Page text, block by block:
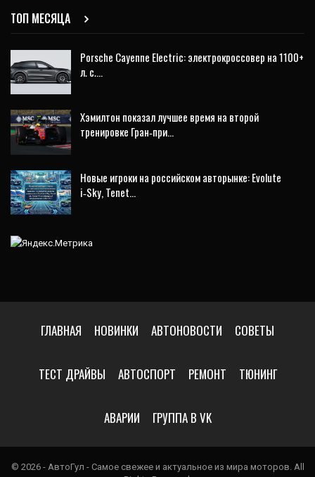
ТОП МЕСЯЦА
Porsche Cayenne Electric: электрокроссовер на 1100+
л. с.…
Хэмилтон показал лучшее время на второй
тренировке Гран‑при…
Новые игроки на российском авторынке: Evolute
i‑Sky, Tenet…
ГЛАВНАЯ НОВИНКИ АВТОНОВОСТИ СОВЕТЫ
ТЕСТ ДРАЙВЫ АВТОСПОРТ РЕМОНТ ТЮНИНГ
АВАРИИ ГРУППА В VK
© 2026 - АвтоГул - Самое свежее и актуальное из мира моторов. All